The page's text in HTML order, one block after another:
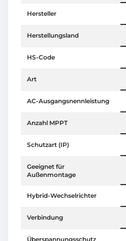
Hersteller
Herstellungsland
HS-Code
Art
AC-Ausgangsnennleistung
Anzahl MPPT
Schutzart (IP)
Geeignet für
Außenmontage
Hybrid-Wechselrichter
Verbindung
Überspannungsschutz